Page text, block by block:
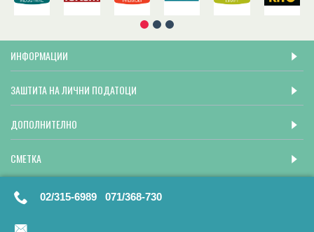
ИНФОРМАЦИИ
ЗАШТИТА НА ЛИЧНИ ПОДАТОЦИ
ДОПОЛНИТЕЛНО
СМЕТКА
02/315-6989 071/368-730